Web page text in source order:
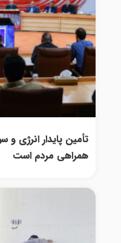
تأمین پایدار انرژی
همراهی مردم است